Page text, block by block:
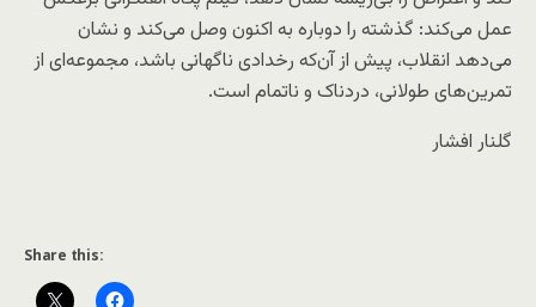
عمل می‌کند: گذشته را دوباره به اکنون وصل می‌کند و نشان
می‌دهد انقلاب، پیش از آن‌که رخدادی ناگهانی باشد، مجموعه‌ای از
تمرین‌های طولانی، دردناک و ناتمام است.
گلنار افشار
Share this: